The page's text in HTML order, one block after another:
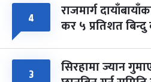
४ राजमार्ग
कर ५ प्रतिशत बिन्दु
३ सिरहामा ज्यान